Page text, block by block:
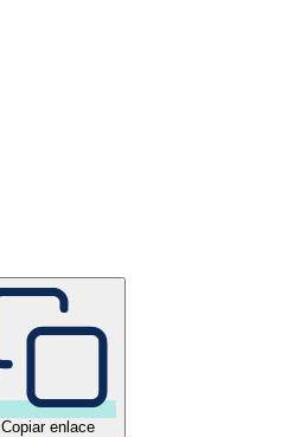
Copiar enlace